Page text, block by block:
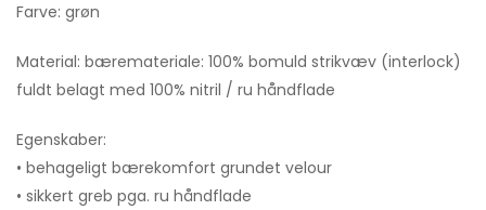
Farve: grøn
Material: bæremateriale: 100% bomuld strikvæv (interlock)
fuldt belagt med 100% nitril / ru håndflade
Egenskaber:
• behageligt bærekomfort grundet velour
• sikkert greb pga. ru håndflade